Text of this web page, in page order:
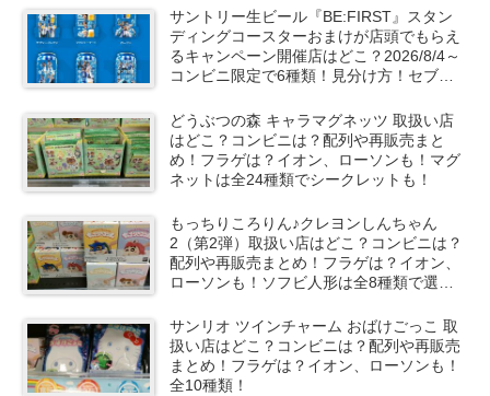
サントリー生ビール『BE:FIRST』スタン
ディングコースターおまけが店頭でもらえ
るキャンペーン開催店はどこ？2026/8/4～
コンビニ限定で6種類！見分け方！セブ
キ、ミニストップなどで！クーラーバッグ
も！
どうぶつの森 キャラマグネッツ 取扱い店
はどこ？コンビニは？配列や再販売まと
め！フラゲは？イオン、ローソンも！マグ
ネットは全24種類でシークレットも！
もっちりころりん♪クレヨンしんちゃん
2（第2弾）取扱い店はどこ？コンビニは？
配列や再販売まとめ！フラゲは？イオン、
ローソンも！ソフビ人形は全8種類で選ん
サンリオ ツインチャーム おばけごっこ 取
扱い店はどこ？コンビニは？配列や再販売
まとめ！フラゲは？イオン、ローソンも！
全10種類！